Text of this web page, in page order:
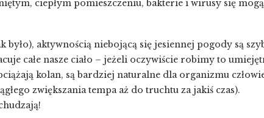
ciepłym pomieszczeniu, bakterie i wirusy się mogą
było), aktywnością niebojącą się jesiennej pogody są
całe nasze ciało – jeżeli oczywiście robimy to
kolan, są bardziej naturalne dla organizmu
zwiększania tempa aż do truchtu za jakiś czas).